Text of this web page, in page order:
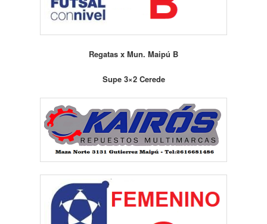
Regatas x Mun. Maipú B
Supe 3×2 Cerede